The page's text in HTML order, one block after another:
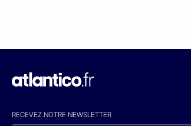
RECEVEZ NOTRE NEWSLETTER